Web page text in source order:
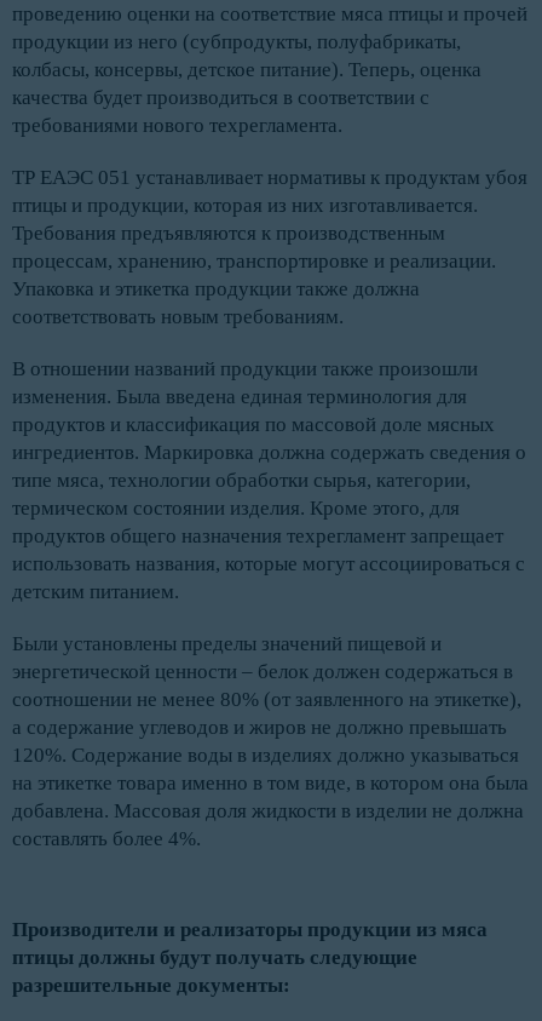
проведению оценки на соответствие мяса птицы и прочей
продукции из него (субпродукты, полуфабрикаты,
колбасы, консервы, детское питание). Теперь, оценка
качества будет производиться в соответствии с
требованиями нового техрегламента.
ТР ЕАЭС 051 устанавливает нормативы к продуктам убоя
птицы и продукции, которая из них изготавливается.
Требования предъявляются к производственным
процессам, хранению, транспортировке и реализации.
Упаковка и этикетка продукции также должна
соответствовать новым требованиям.
В отношении названий продукции также произошли
изменения. Была введена единая терминология для
продуктов и классификация по массовой доле мясных
ингредиентов. Маркировка должна содержать сведения о
типе мяса, технологии обработки сырья, категории,
термическом состоянии изделия. Кроме этого, для
продуктов общего назначения техрегламент запрещает
использовать названия, которые могут ассоциироваться с
детским питанием.
Были установлены пределы значений пищевой и
энергетической ценности – белок должен содержаться в
соотношении не менее 80% (от заявленного на этикетке),
а содержание углеводов и жиров не должно превышать
120%. Содержание воды в изделиях должно указываться
на этикетке товара именно в том виде, в котором она была
добавлена. Массовая доля жидкости в изделии не должна
составлять более 4%.
Производители и реализаторы продукции из мяса
птицы должны будут получать следующие
разрешительные документы: